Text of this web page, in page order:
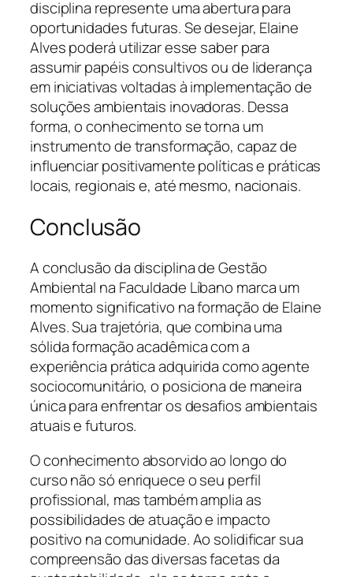
disciplina represente uma abertura para
oportunidades futuras. Se desejar, Elaine
Alves poderá utilizar esse saber para
assumir papéis consultivos ou de liderança
em iniciativas voltadas à implementação de
soluções ambientais inovadoras. Dessa
forma, o conhecimento se torna um
instrumento de transformação, capaz de
influenciar positivamente políticas e práticas
locais, regionais e, até mesmo, nacionais.
Conclusão
A conclusão da disciplina de Gestão
Ambiental na Faculdade Líbano marca um
momento significativo na formação de Elaine
Alves. Sua trajetória, que combina uma
sólida formação acadêmica com a
experiência prática adquirida como agente
sociocomunitário, o posiciona de maneira
única para enfrentar os desafios ambientais
atuais e futuros.
O conhecimento absorvido ao longo do
curso não só enriquece o seu perfil
profissional, mas também amplia as
possibilidades de atuação e impacto
positivo na comunidade. Ao solidificar sua
compreensão das diversas facetas da